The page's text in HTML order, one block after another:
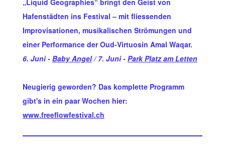
„Liquid Geographies“ bringt den Geist von
Hafenstädten ins Festival – mit fliessenden
Improvisationen, musikalischen Strömungen und
einer Performance der Oud-Virtuosin Amal Waqar.
6. Juni - Baby Angel/ 7. Juni - Park Platz am Letten
Neugierig geworden? Das komplette Programm
gibt's in ein paar Wochen hier:
www.freeflowfestival.ch